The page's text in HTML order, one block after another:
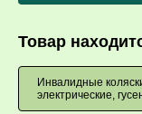
Товар
Инвалидные
электрические,